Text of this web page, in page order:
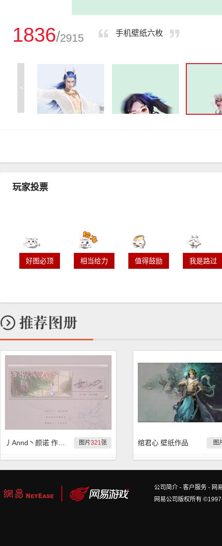
1836/2915 手机壁纸六枚
<
玩家投票
好图必顶 相当给力 值得鼓励 我是路过
图片321张 图
绾君心 壁纸作品
公司简介 - 客户服务 - 网
网易公司版权所有